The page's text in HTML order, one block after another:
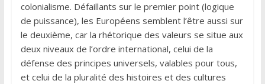
colonialisme. Défaillants sur le premier point (logique
de puissance), les Européens semblent l’être aussi sur
le deuxième, car la rhétorique des valeurs se situe aux
deux niveaux de l’ordre international, celui de la
défense des principes universels, valables pour tous,
et celui de la pluralité des histoires et des cultures